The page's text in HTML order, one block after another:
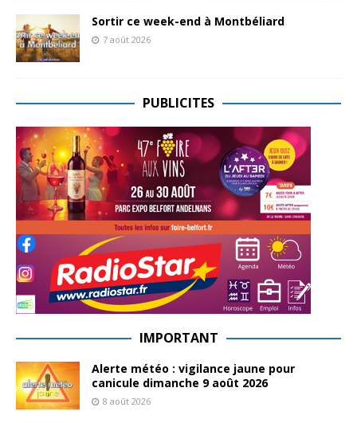
Sortir ce week-end à Montbéliard
7 août 2026
PUBLICITES
IMPORTANT
Alerte météo : vigilance jaune pour
canicule dimanche 9 août 2026
8 août 2026